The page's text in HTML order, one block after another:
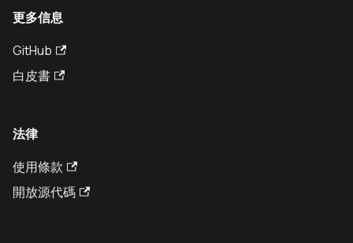
更多信息
GitHub
白皮書
法律
使用條款
開放源代碼